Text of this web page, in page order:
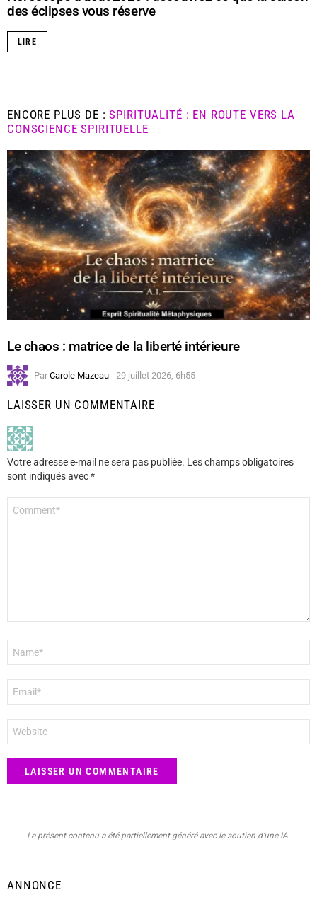
des éclipses vous réserve
LIRE
ENCORE PLUS DE :SPIRITUALITÉ : EN ROUTE VERS LA
CONSCIENCE SPIRITUELLE
Le chaos : matrice de la liberté intérieure
Par Carole Mazeau 29 juillet 2026, 6h55
LAISSER UN COMMENTAIRE
Votre adresse e-mail ne sera pas publiée. Les champs obligatoires
sont indiqués avec*
mail
*
web
Le présent contenu a été partiellement généré avec le soutien d’une IA.
ANNONCE